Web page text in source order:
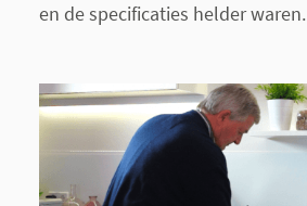
en de specificaties helder waren.